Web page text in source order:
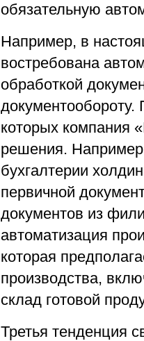
обязательную
Например, в
востребована
обработкой
которых компания
решения.
бухгалтерии
первичной
документов из
автоматизация
которая
производства,
склад готовой
Третья тенденция